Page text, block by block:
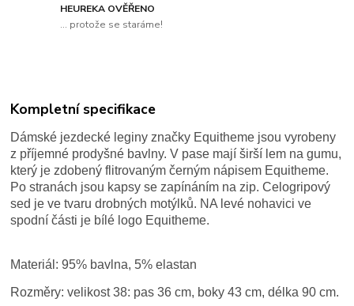
HEUREKA OVĚŘENO
... protože se staráme!
Kompletní specifikace
Dámské jezdecké leginy značky Equitheme jsou vyrobeny
z příjemné prodyšné bavlny. V pase mají širší lem na gumu,
který je zdobený flitrovaným černým nápisem Equitheme.
Po stranách jsou kapsy se zapínáním na zip. Celogripový
sed je ve tvaru drobných motýlků. NA levé nohavici ve
spodní části je bílé logo Equitheme.
Materiál: 95% bavlna, 5% elastan
Rozměry: velikost 38: pas 36 cm, boky 43 cm, délka 90 cm.